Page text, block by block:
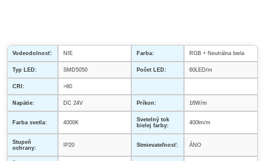
Vodeodolnosť: NIE Farba: RGB + Neutrálna biela
Typ LED: SMD5050 Počet LED: 60LED/m
CRI: >80
Napätie: DC 24V Príkon: 16W/m
Farba svetla: 4000K
Svetelný tok
bielej farby:
400lm/m
Stupeň
ochrany:
IP20 Stmievateľnosť: ÁNO